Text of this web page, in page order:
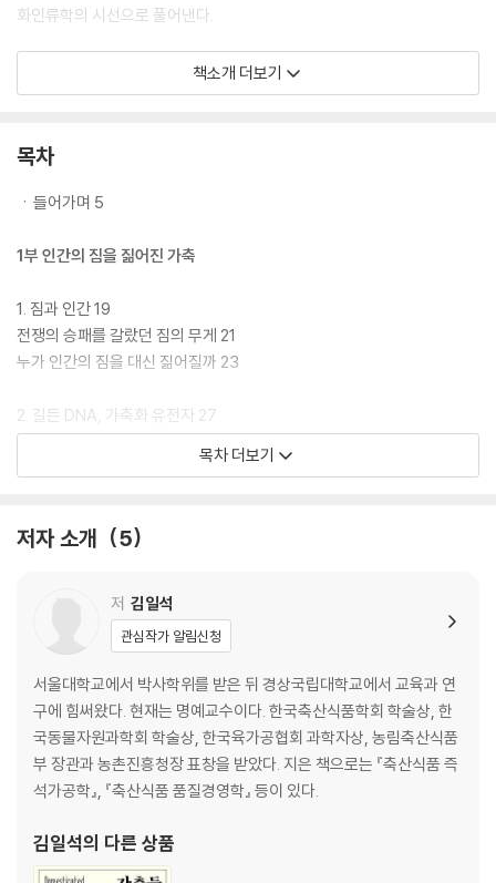
화인류학의 시선으로 풀어낸다.
리더스원의 큰글자도서는 글자가 작아 독서에 어려움을 겪는 모든 분들에
본보다 ‘120%~150%’ 확대한 책입니다. 시력이 좋지 않거나 글자가 작아
책소개 더보기
목차
ㆍ들어가며 5
1부 인간의 짐을 짊어진 가축
1. 짐과 인간 19
전쟁의 승패를 갈랐던 짐의 무게 21
누가 인간의 짐을 대신 짊어질까 23
2. 길든 DNA, 가축화 유전자 27
길들임의 역사 29
가축화, 문명의 씨앗이 되다 32
1. 인간의 영역을 넓힌 말 49
조선의 말 문화 52
가축이 된 말의 여정 54
용기와 자유의 표상 59
속도와 힘의 화신 63
다양한 문화와 신화 속의 말 67
종교 속 말의 상징과 역할 78
2. 제주도의 천연기념물, 제주마 83
고려시대부터 시작된 제주도의 말 사육 87
목차 더보기
저자 소개 5
저 김일석
관심작가 알림신청
서울대학교에서 박사학위를 받은 뒤 경상국립대학교에서 교육과 연
구에 힘써왔다. 현재는 명예교수이다. 한국축산식품학회 학술상, 한
국동물자원과학회 학술상, 한국육가공협회 과학자상, 농림축산식품
부 장관과 농촌진흥청장 표창을 받았다. 지은 책으로는 『축산식품 즉
석가공학』, 『축산식품 품질경영학』 등이 있다.
김일석의 다른 상품